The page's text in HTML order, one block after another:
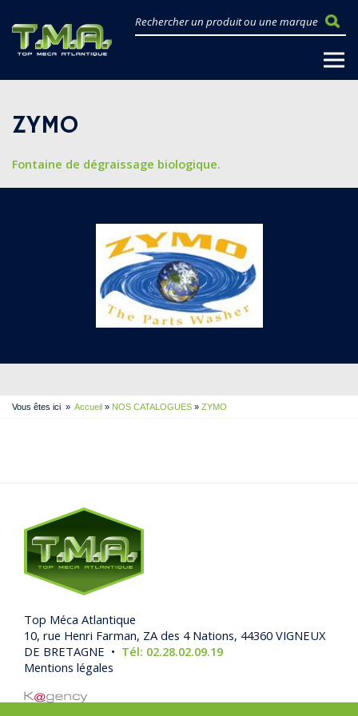
ZYMO
Fontaine de dégraissage biologique.
Vous êtes ici » Accueil » NOS CATALOGUES » ZYMO
Top Méca Atlantique
10, rue Henri Farman, ZA des 4 Nations, 44360 VIGNEUX
DE BRETAGNE • Tél: 02.28.02.09.19
Mentions légales